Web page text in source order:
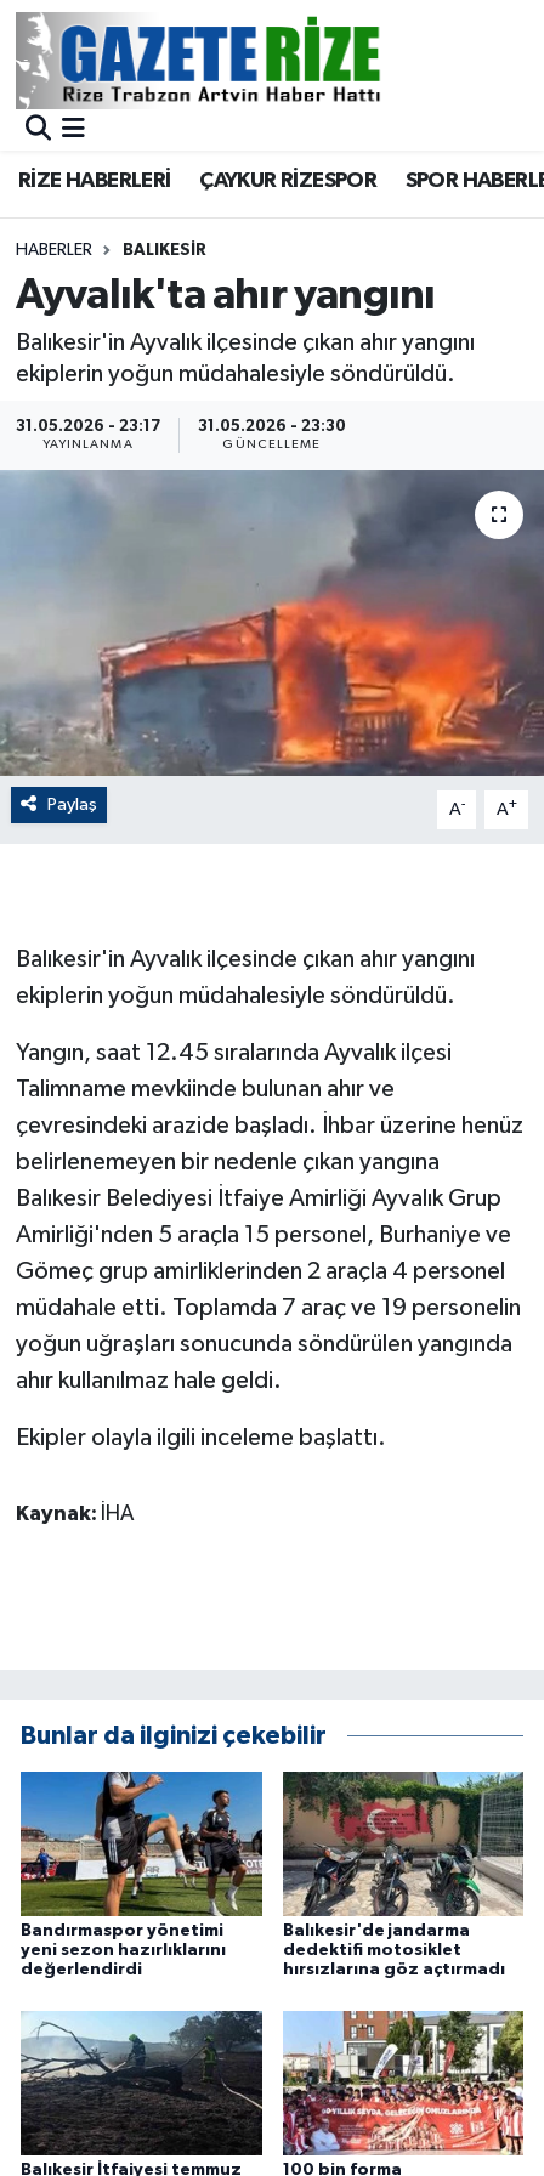
RİZE HABERLERİ ÇAYKUR RİZESPOR SPOR
HABERLER BALIKESIR
Ayvalık'ta ahır yangını
Balıkesir'in Ayvalık ilçesinde çıkan ahır yangını
ekiplerin yoğun müdahalesiyle söndürüldü.
31.05.2026 - 23:17
YAYINLANMA
31.05.2026 - 23:30
GÜNCELLEME
Paylaş A- A+
Balıkesir'in Ayvalık ilçesinde çıkan ahır yangını
ekiplerin yoğun müdahalesiyle söndürüldü.
Yangın, saat 12.45 sıralarında Ayvalık ilçesi
Talimname mevkiinde bulunan ahır ve
çevresindeki arazide başladı. İhbar üzerine henüz
belirlenemeyen bir nedenle çıkan yangına
Balıkesir Belediyesi İtfaiye Amirliği Ayvalık Grup
Amirliği'nden 5 araçla 15 personel, Burhaniye ve
Gömeç grup amirliklerinden 2 araçla 4 personel
müdahale etti. Toplamda 7 araç ve 19 personelin
yoğun uğraşları sonucunda söndürülen yangında
ahır kullanılmaz hale geldi.
Ekipler olayla ilgili inceleme başlattı.
Kaynak: İHA
Bunlar da ilginizi çekebilir
Bandırmaspor yönetimi
yeni sezon hazırlıklarını
değerlendirdi
Balıkesir'de jandarma
dedektifi motosiklet
hırsızlarına göz açtırmadı
Balıkesir İtfaiyesi temmuz 100 bin forma
BÖLGEMİZ
Asayiş
Rize Jandarma Komutanlığı
Bilim Teknoloji
Dış Haberler
Dünya
EĞİTİM
Finans
Gayrimenkul
GÜNDEM
Güvenlik
HABERDE İNSAN
İNSAN
İş Dünyası
Jandarma
POLİTİKA
Sağlık
SİYASET
SPOR HABERLERİ
TEKNOLOJİ
Turizm
Merkez Nöbetçi Eczaneler
Merkez Trafik Yoğunluk Haritası
Süper Lig Puan Durumu ve Fikstür
Tüm Manşetler